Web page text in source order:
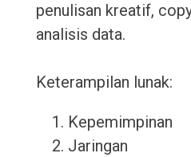
penulisan kreatif,
analisis data.
Keterampilan lunak:
Kepemimpinan
Jaringan